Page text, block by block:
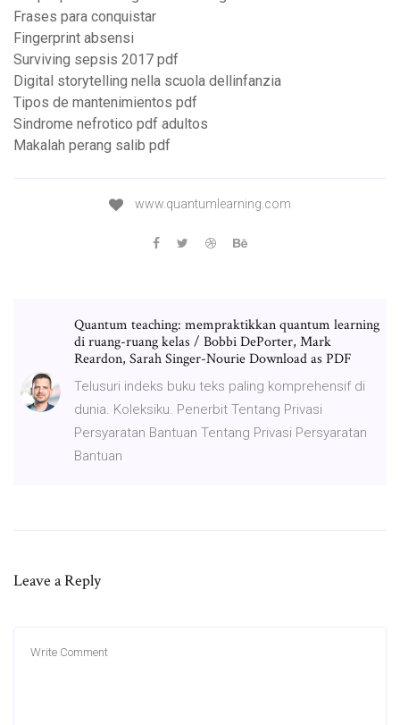
Frases para conquistar
Fingerprint absensi
Surviving sepsis 2017 pdf
Digital storytelling nella scuola dellinfanzia
Tipos de mantenimientos pdf
Sindrome nefrotico pdf adultos
Makalah perang salib pdf
www.quantumlearning.com
Quantum teaching: mempraktikkan quantum learning
di ruang-ruang kelas / Bobbi DePorter, Mark
Reardon, Sarah Singer-Nourie Download as PDF
Telusuri indeks buku teks paling komprehensif di
dunia. Koleksiku. Penerbit Tentang Privasi
Persyaratan Bantuan Tentang Privasi Persyaratan
Bantuan
Leave a Reply